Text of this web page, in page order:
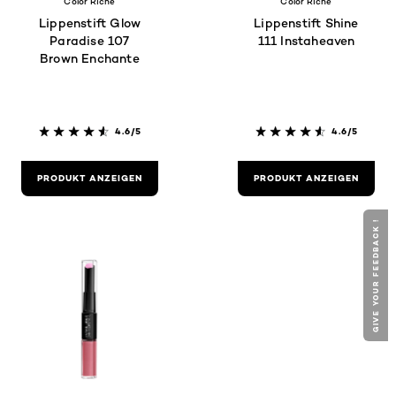
Lippenstift Glow
Paradise 107
Brown Enchante
4.6/5
PRODUKT ANZEIGEN
Lippenstift Shine
111 Instaheaven
4.6/5
PRODUKT ANZEIGEN
GIVE YOUR FEEDBACK !